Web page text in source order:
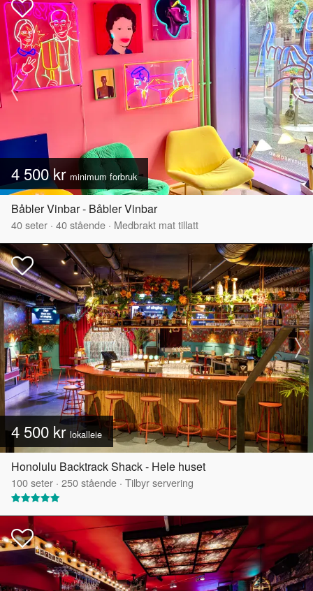
4 500 kr minimum forbruk
Båbler Vinbar - Båbler Vinbar
40seter · 40stående · Medbrakt mat tillatt
4 500 krlokalleie
Honolulu Backtrack Shack - Hele huset
100seter · 250stående · Tilbyr servering